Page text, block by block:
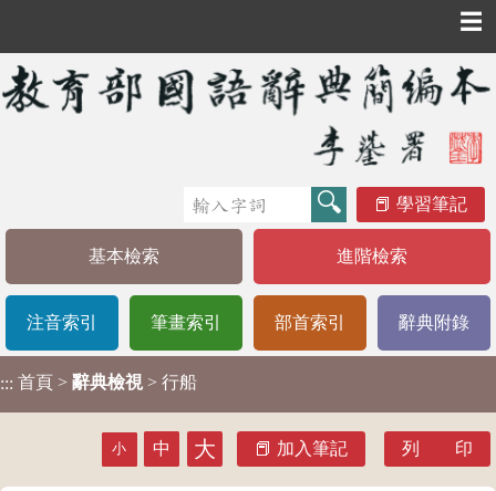
☰
學習筆記
基本檢索 進階檢索
注音索引 筆畫索引 部首索引 辭典附錄
::: 首頁 > 辭典檢視 > 行船
小 中 大 加入筆記 列 印